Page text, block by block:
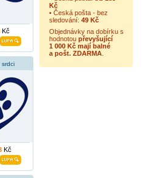
Kč
srdci
Kč
Kč
• Česká pošta - bez
sledování: 49 Kč
Objednávky na dobírku s
hodnotou převyšující
1 000 Kč mají balné
a pošt. ZDARMA.